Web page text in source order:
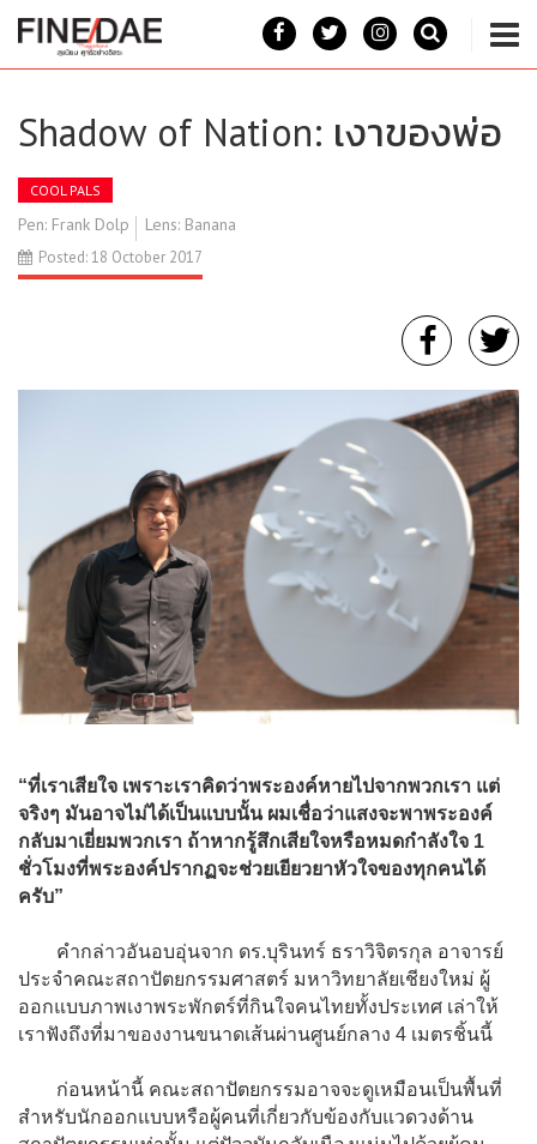
Shadow of Nation: เงาของพ่อ
COOL PALS
Pen: Frank Dolp Lens: Banana
Posted: 18 October 2017
“ที่เราเสียใจ เพราะเราคิดว่าพระองค์หายไปจากพวกเรา แต่
จริงๆ มันอาจไม่ได้เป็นแบบนั้น ผมเชื่อว่าแสงจะพาพระองค์
กลับมาเยี่ยมพวกเรา ถ้าหากรู้สึกเสียใจหรือหมดกำลังใจ 1
ชั่วโมงที่พระองค์ปรากฏจะช่วยเยียวยาหัวใจของทุกคนได้
ครับ”
คำกล่าวอันอบอุ่นจาก ดร.บุรินทร์ ธราวิจิตรกุล อาจารย์
ประจำคณะสถาปัตยกรรมศาสตร์ มหาวิทยาลัยเชียงใหม่ ผู้
ออกแบบภาพเงาพระพักตร์ที่กินใจคนไทยทั้งประเทศ เล่าให้
เราฟังถึงที่มาของงานขนาดเส้นผ่านศูนย์กลาง 4 เมตรชิ้นนี้
ก่อนหน้านี้ คณะสถาปัตยกรรมอาจจะดูเหมือนเป็นพื้นที่
สำหรับนักออกแบบหรือผู้คนที่เกี่ยวกับข้องกับแวดวงด้าน